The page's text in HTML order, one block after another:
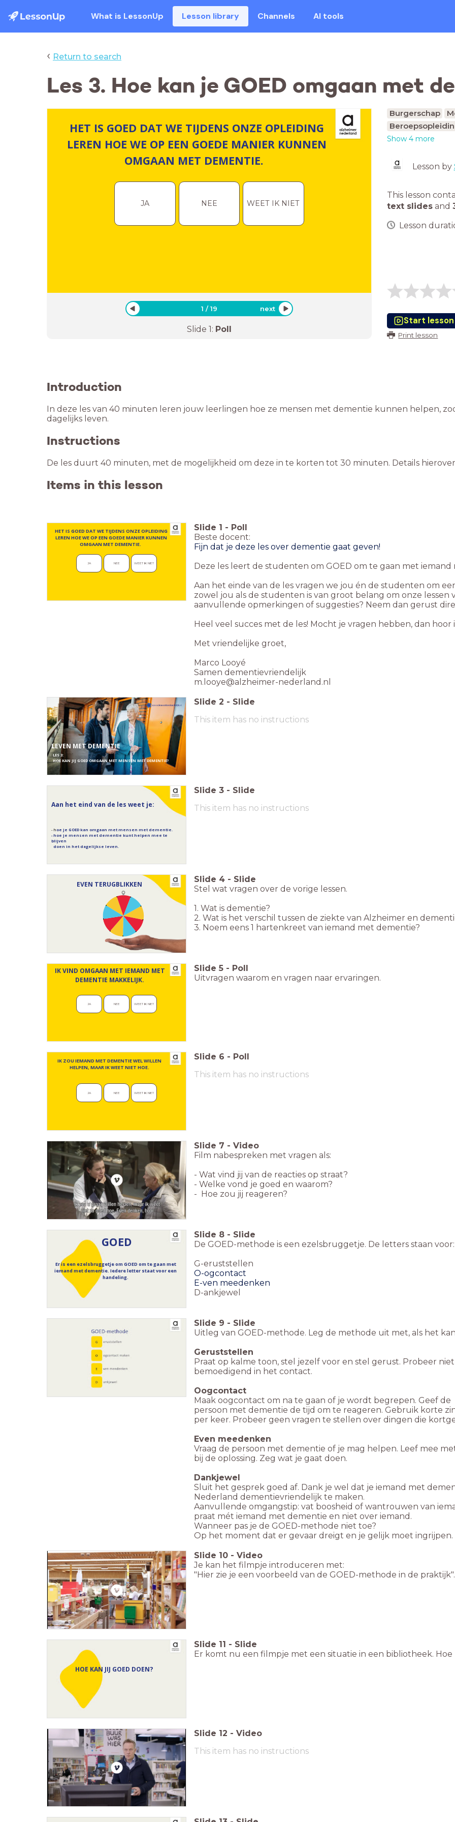
What is LessonUp Lesson library Channels AI tools
‹ Return to search
Les 3. Hoe kan je GOED omgaan met
HET IS GOED DAT WE TIJDENS ONZE OPLEIDING
LEREN HOE WE OP EEN GOEDE MANIER KUNNEN
OMGAAN MET DEMENTIE.
JA NEE WEET IK NIET
1 /19 next
Slide 1: Poll
Burgerschap
Show 4 more
Lesson by
This lesson
text slides and
Lesson
Start lesson
Print lesson
Introduction
In deze les van 40 minuten leren jouw leerlingen hoe ze mensen met dementie kunnen helpen,
dagelijks leven.
Instructions
De les duurt 40 minuten, met de mogelijkheid om deze in te korten tot 30 minuten. Details
Items in this lesson
HET IS GOED DAT WE TIJDENS ONZE OPLEIDING
LEREN HOE WE OP EEN GOEDE MANIER KUNNEN
OMGAAN MET DEMENTIE.
JA NEE WEET IK NIET
Slide 1 - Poll
Beste docent:
Fijn dat je deze les over dementie gaat geven!
Deze les leert de studenten om GOED om te gaan met
Aan het einde van de les vragen we jou én de studenten om
zowel jou als de studenten is van groot belang om onze
aanvullende opmerkingen of suggesties? Neem dan gerust
Heel veel succes met de les! Mocht je vragen hebben, dan hoor
Met vriendelijke groet,
Marco Looyé
Samen dementievriendelijk
m.looye@alzheimer-nederland.nl
LEVEN MET DEMENTIE
L ES 3:
HOE KAN JIJ GOED OMGAAN MET MENSEN MET DEMENTIE?
Slide 2 - Slide
This item has no instructions
Aan het eind van de les weet je:
- h oe je GOED kan omgaan met mensen met dementie.
- hoe je mensen met dementie kunt helpen mee te
blijven
doen in het dagelijkse leven.
Slide 3 - Slide
This item has no instructions
EVEN TERUGBLIKKEN
Slide 4 - Slide
Stel wat vragen over de vorige lessen.
1. Wat is dementie?
2. Wat is het verschil tussen de ziekte van Alzheimer en
3. Noem eens 1 hartenkreet van iemand met dementie?
IK VIND OMGAAN MET IEMAND MET
DEMENTIE MAKKELIJK.
JA NEE WEET IK NIET
Slide 5 - Poll
Uitvragen waarom en vragen naar ervaringen.
IK ZOU IEMAND MET DEMENTIE WEL WILLEN
HELPEN, MAAR IK WEET NIET HOE.
JA NEE WEET IK NIET
Slide 6 - Poll
This item has no instructions
Slide 7 - Video
Film nabespreken met vragen als:
- Wat vind jij van de reacties op straat?
- Welke vond je goed en waarom?
- Hoe zou jij reageren?
GOED
Er is een ezelsbruggetje om GOED om te gaan met
iemand met dementie. Iedere letter staat voor een
handeling.
Slide 8 - Slide
De GOED-methode is een ezelsbruggetje. De letters staan voor:
G-eruststellen
O-ogcontact
E-ven meedenken
D-ankjewel
Slide 9 - Slide
Uitleg van GOED-methode. Leg de methode uit met, als het
Geruststellen
Praat op kalme toon, stel jezelf voor en stel gerust. Probeer
bemoedigend in het contact.
Oogcontact
Maak oogcontact om na te gaan of je wordt begrepen. Geef de
persoon met dementie de tijd om te reageren. Gebruik korte
per keer. Probeer geen vragen te stellen over dingen die
Even meedenken
Vraag de persoon met dementie of je mag helpen. Leef mee
bij de oplossing. Zeg wat je gaat doen.
Dankjewel
Sluit het gesprek goed af. Dank je wel dat je iemand met
Nederland dementievriendelijk te maken.
Aanvullende omgangstip: vat boosheid of wantrouwen van
praat mét iemand met dementie en niet over iemand.
Wanneer pas je de GOED-methode niet toe?
Op het moment dat er gevaar dreigt en je gelijk moet ingrijpen.
Slide 10 - Video
Je kan het filmpje introduceren met:
"Hier zie je een voorbeeld van de GOED-methode in de praktijk".
HOE KAN JIJ GOED DOEN?
Slide 11 - Slide
Er komt nu een filmpje met een situatie in een bibliotheek.
Slide 12 - Video
This item has no instructions